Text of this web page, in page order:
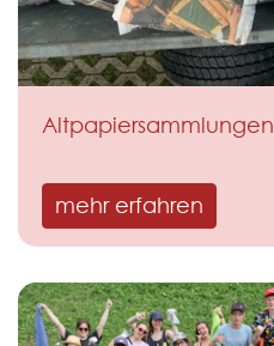
Altpapiersammlungen
mehr erfahren